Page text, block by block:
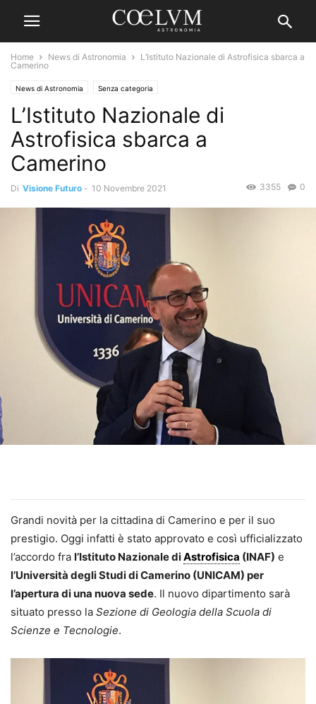
Home News di Astronomia
L’Istituto Nazionale di Astrofisica sbarca a
Camerino
News di Astronomia Senza categoria
L’Istituto Nazionale di
Astrofisica sbarca a
Camerino
Di Visione Futuro - 10 Novembre 2021 0
3355
Grandi novità per la cittadina di Camerino e per il suo
prestigio. Oggi infatti è stato approvato e così ufficializzato
l’accordo fra l’Istituto Nazionale diAstrofisica (INAF) e
l’Università degli Studi di Camerino (UNICAM) per
l’apertura di una nuova sede. Il nuovo dipartimento sarà
situato presso la Sezione di Geologia della Scuola di
Scienze e Tecnologie.